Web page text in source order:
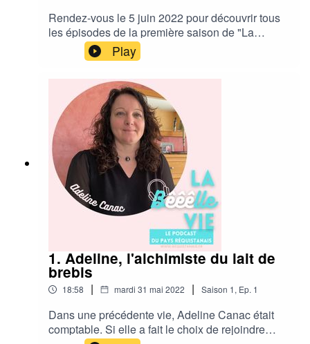
Rendez-vous le 5 juin 2022 pour découvrir tous
les épisodes de la première saison de "La
Bêêêlle Vie, le podcast du Pays Réquistanais".
Play
1. Adeline, l'alchimiste du lait de
brebis
18:58 | mardi 31 mai 2022 | Saison 1, Ep. 1
Dans une précédente vie, Adeline Canac était
comptable. Si elle a fait le choix de rejoindre